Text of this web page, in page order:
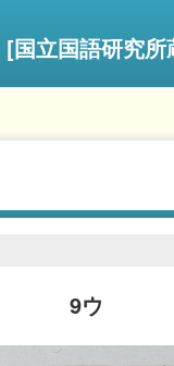
[国立国語研究所
9ウ